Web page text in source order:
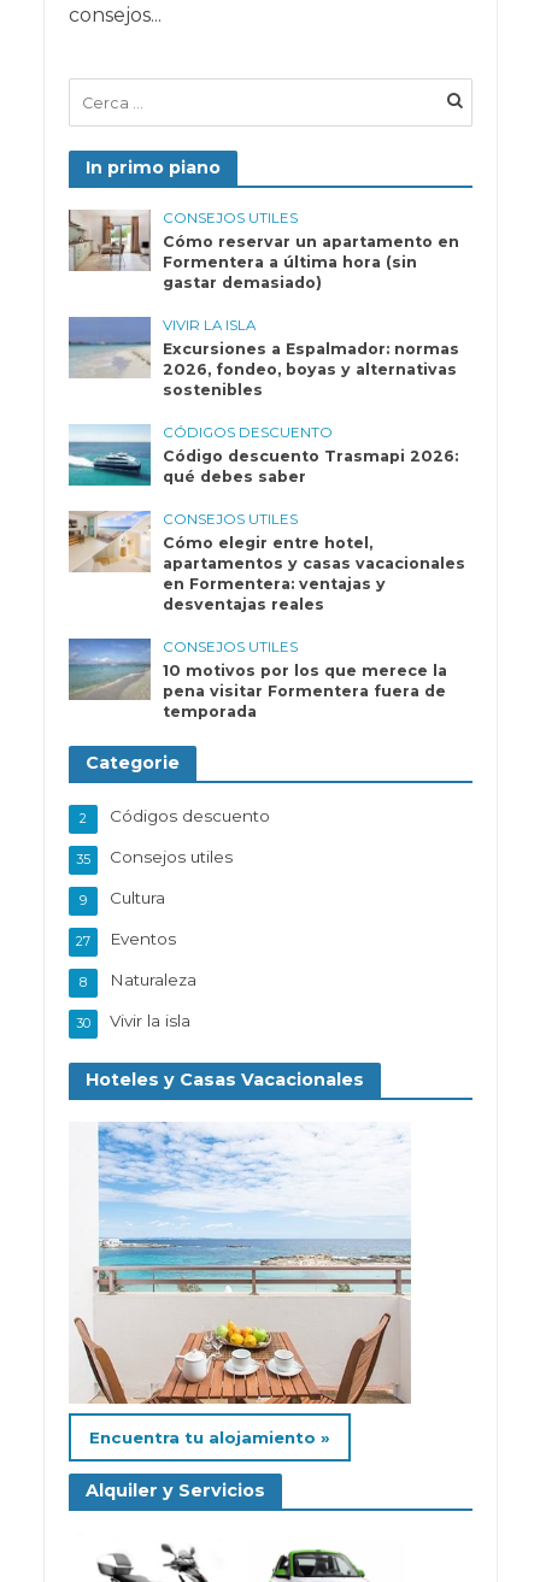
consejos...
In primo piano
CONSEJOS UTILES
Cómo reservar un apartamento en
Formentera a última hora (sin
gastar demasiado)
VIVIR LA ISLA
Excursiones a Espalmador: normas
2026, fondeo, boyas y alternativas
sostenibles
CÓDIGOS DESCUENTO
Código descuento Trasmapi 2026:
qué debes saber
CONSEJOS UTILES
Cómo elegir entre hotel,
apartamentos y casas vacacionales
en Formentera: ventajas y
desventajas reales
CONSEJOS UTILES
10 motivos por los que merece la
pena visitar Formentera fuera de
temporada
Categorie
Códigos descuento
2
Consejos utiles
35
Cultura
9
Eventos
27
Naturaleza
8
Vivir la isla
30
Hoteles y Casas Vacacionales
Encuentra tu alojamiento »
Alquiler y Servicios